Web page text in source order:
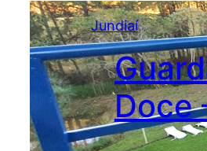
Jundiaí
Doce